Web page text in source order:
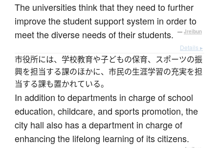
The universities think that they need to further
improve the student support system in order to
meet the diverse needs of their students.
— Jreibun
Details ▸
市役所には、学校教育や子どもの保育、スポーツの振
興を担当する課のほかに、市民の生涯学習の充実を担
当する課も置かれている。
In addition to departments in charge of school
education, childcare, and sports promotion, the
city hall also has a department in charge of
enhancing the lifelong learning of its citizens.